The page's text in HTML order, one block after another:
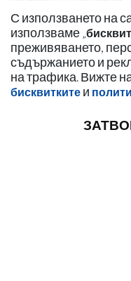
С използването на
използваме „
преживяването,
съдържанието и
на трафика. Вижте
бисквитките и